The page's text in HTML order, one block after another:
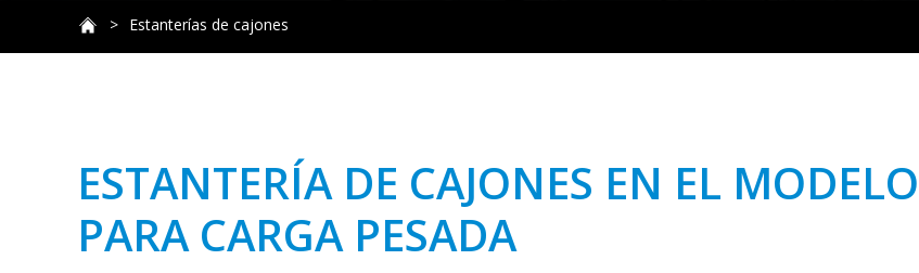
Estanterías de cajones
ESTANTERÍA DE CAJONES EN EL MODELO
PARA CARGA PESADA